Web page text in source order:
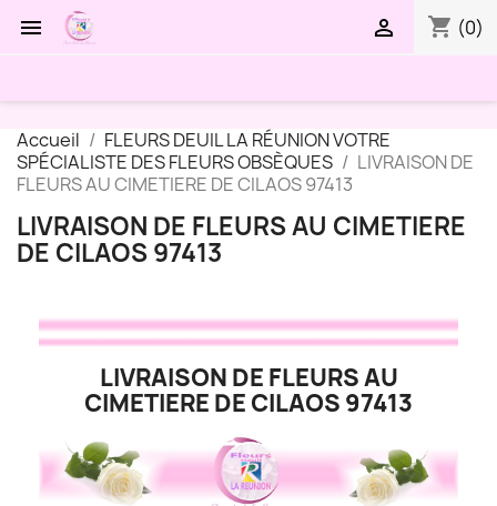
 shopping_cart (0)

Accueil
FLEURS DEUIL LA RÉUNION VOTRE
SPÉCIALISTE DES FLEURS OBSÈQUES
LIVRAISON DE
FLEURS AU CIMETIERE DE CILAOS 97413
LIVRAISON DE FLEURS AU CIMETIERE
DE CILAOS 97413
LIVRAISON DE FLEURS AU
CIMETIERE DE CILAOS 97413